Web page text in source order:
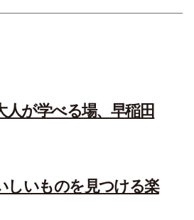
人が学べる場、早稲田
しいものを見つける楽